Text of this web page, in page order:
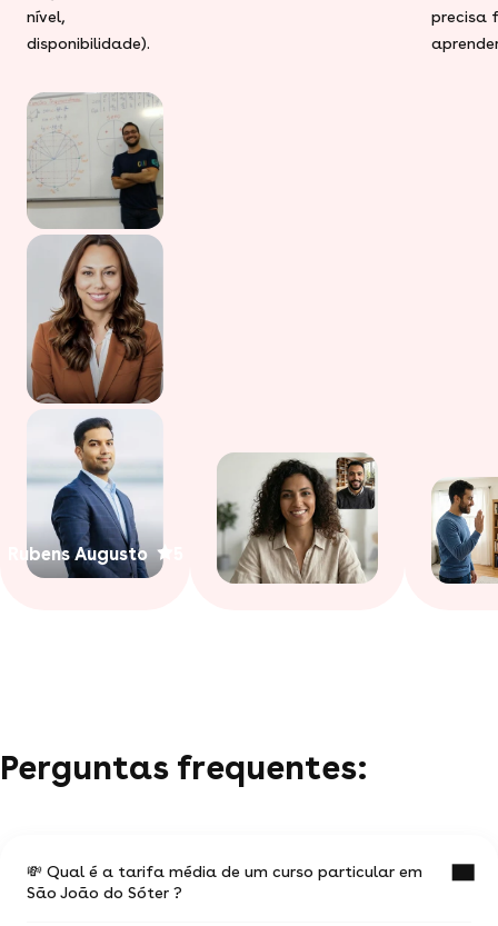
nível,
disponibilidade).
Rubens Augusto
precisa
Perguntas frequentes:
💸 Qual é a tarifa média de um curso particular em
São João do Sóter ?